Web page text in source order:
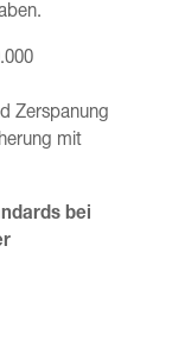
Zerspanung
mit
bei